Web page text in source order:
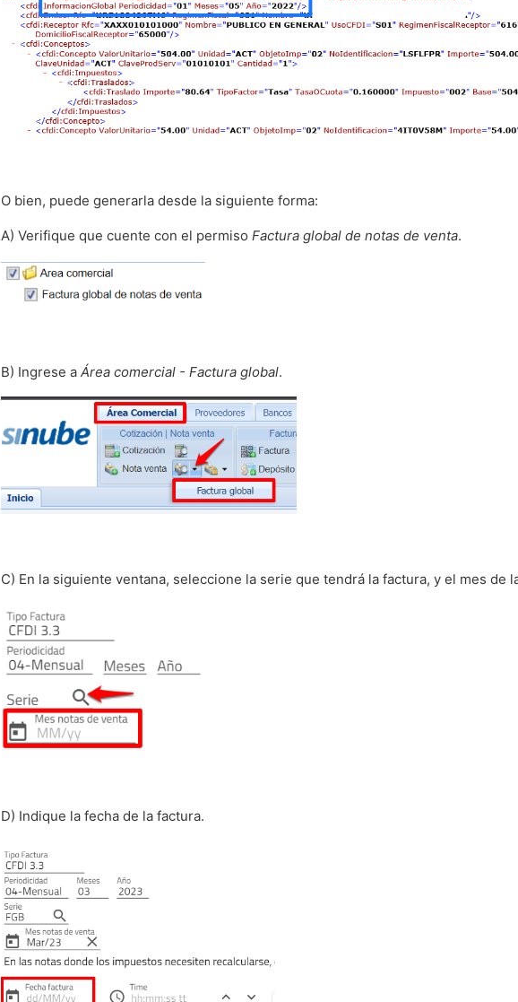
O bien, puede generarla desde la siguiente forma:
A) Verifique que cuente con el permisoFactura global de notas de venta.
B) Ingrese aÁrea comercial - Factura global.
C) En la siguiente ventana, seleccione la serie que tendrá la factura, y el mes de
D) Indique la fecha de la factura.